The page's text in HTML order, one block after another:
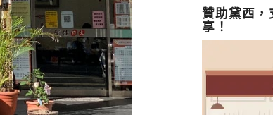
贊助黛西，
享！